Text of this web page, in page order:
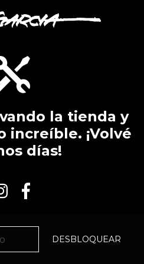
la tienda y
increíble. ¡Volvé
días!